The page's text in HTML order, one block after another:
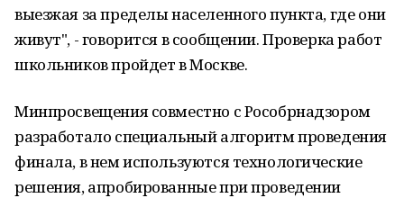
выезжая за пределы населенного пункта, где они
живут", - говорится в сообщении. Проверка работ
школьников пройдет в Москве.
Минпросвещения совместно с Рособрнадзором
разработало специальный алгоритм проведения
финала, в нем используются технологические
решения, апробированные при проведении